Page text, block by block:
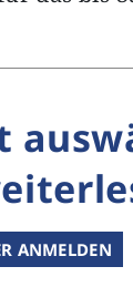
ANMELDEN